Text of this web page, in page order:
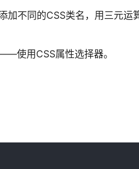
不同的CSS类名，用三元运
使用CSS属性选择器。